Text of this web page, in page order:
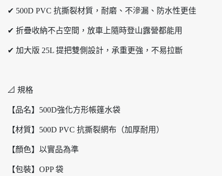
✔ 500D PVC 抗撕裂材質，耐磨、不滲漏、防水性更佳
✔ 折疊收納不占空間，放車上隨時登山露營都能用
✔ 加大版 25L 提把雙側設計，承重更強，不易拉斷
📐 規格
【品名】500D強化方形帳篷水袋
【材質】500D PVC 抗撕裂網布（加厚耐用）
【顏色】以實品為準
【包裝】OPP 袋